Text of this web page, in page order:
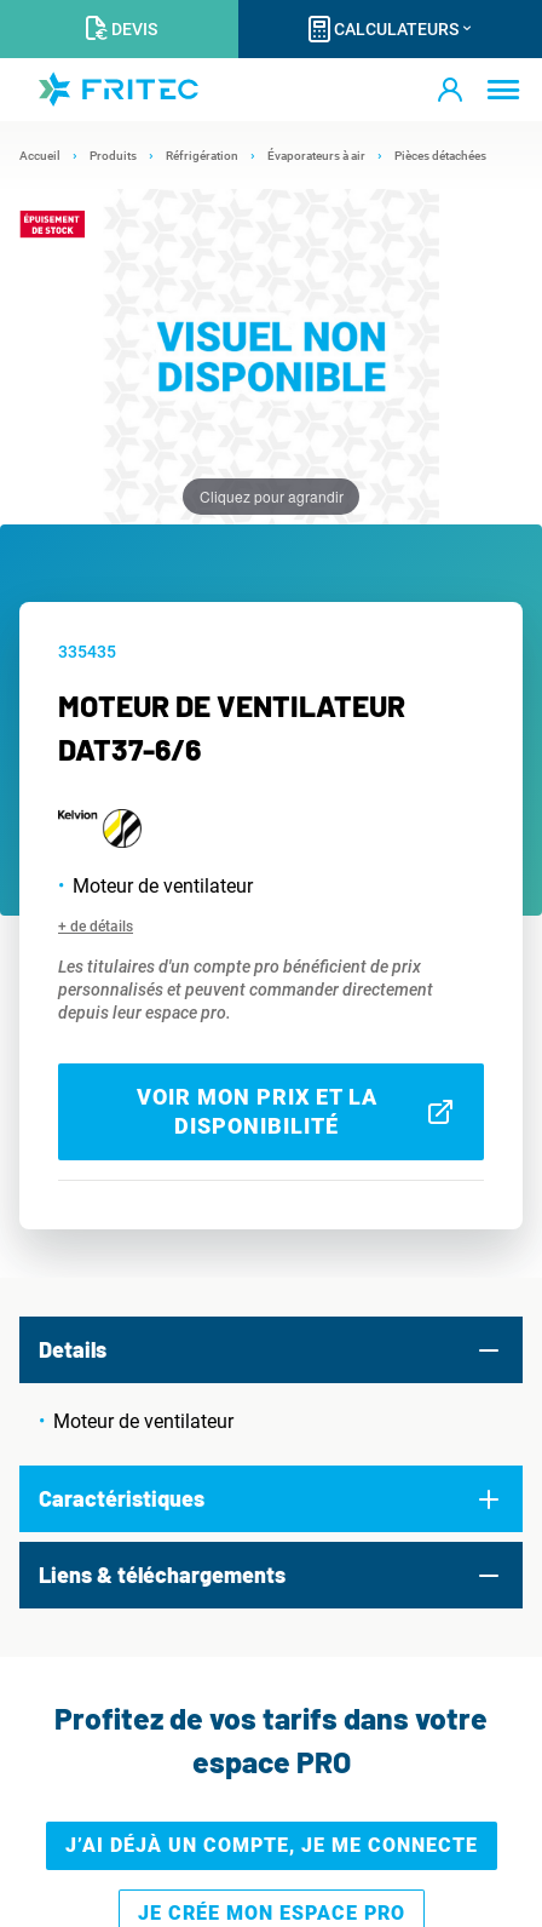
DEVIS CALCULATEURS
Accueil Produits Réfrigération Évaporateurs à air Pièces détachées
Cliquez pour agrandir
335435
MOTEUR DE VENTILATEUR
DAT37-6/6
Moteur de ventilateur
+ de détails
Les titulaires d'un compte pro bénéficient de prix
personnalisés et peuvent commander directement
depuis leur espace pro.
VOIR MON PRIX ET LA
DISPONIBILITÉ
Details
Moteur de ventilateur
Caractéristiques
Liens & téléchargements
Profitez de vos tarifs dans votre
espace PRO
J’AI DÉJÀ UN COMPTE, JE ME CONNECTE
JE CRÉE MON ESPACE PRO